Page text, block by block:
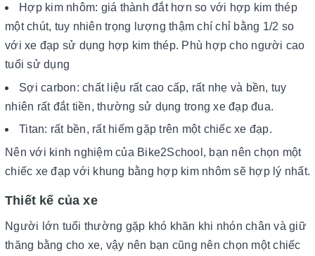
Hợp kim nhôm: giá thành đắt hơn so với hợp kim thép
một chút, tuy nhiên trọng lượng thậm chí chỉ bằng 1/2 so
với xe đạp sử dụng hợp kim thép. Phù hợp cho người cao
tuổi sử dụng
Sợi carbon: chất liệu rất cao cấp, rất nhẹ và bền, tuy
nhiên rất đắt tiền, thường sử dụng trong xe đạp đua.
Titan: rất bền, rất hiếm gặp trên một chiếc xe đạp.
Nên với kinh nghiệm của Bike2School, bạn nên chọn một
chiếc xe đạp với khung bằng hợp kim nhôm sẽ hợp lý nhất.
Thiết kế của xe
Người lớn tuổi thường gặp khó khăn khi nhón chân và giữ
thăng bằng cho xe, vậy nên bạn cũng nên chọn một chiếc